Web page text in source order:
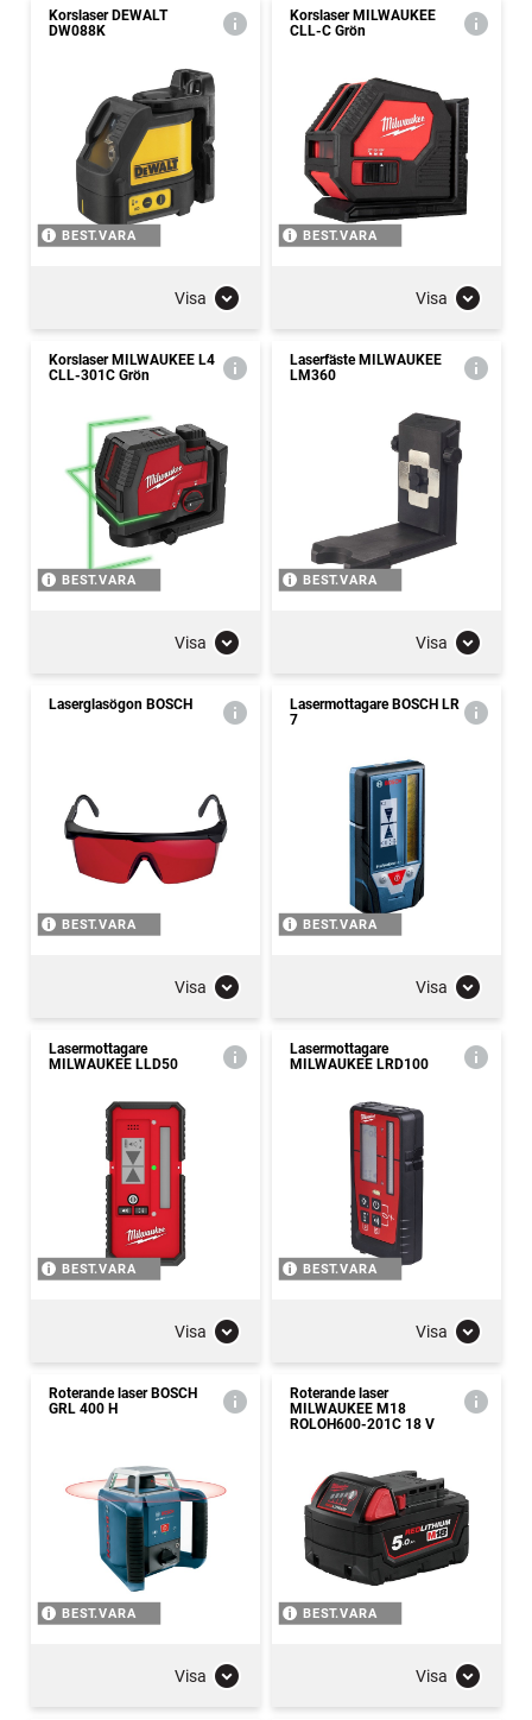
Korslaser DEWALT
DW088K
BEST.VARA
Visa
Korslaser MILWAUKEE
CLL-C Grön
BEST.VARA
Visa
Korslaser MILWAUKEE L4
CLL-301C Grön
BEST.VARA
Visa
Laserfäste MILWAUKEE
LM360
BEST.VARA
Visa
Laserglasögon BOSCH
BEST.VARA
Visa
Lasermottagare BOSCH LR
7
BEST.VARA
Visa
Lasermottagare
MILWAUKEE LLD50
BEST.VARA
Visa
Lasermottagare
MILWAUKEE LRD100
BEST.VARA
Visa
Roterande laser BOSCH
GRL 400 H
BEST.VARA
Visa
Roterande laser
MILWAUKEE M18
ROLOH600-201C 18 V
BEST.VARA
Visa